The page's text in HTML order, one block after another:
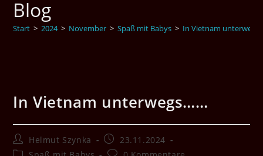
Blog
Start > 2024 > November > Spaß mit Babys > In Vietnam
In Vietnam unterwegs……
Beitrags-
Autor:
Helmut Szynka
Beitrag
veröffentlicht:
23.11.2024
Beitrags-
Beitrags-